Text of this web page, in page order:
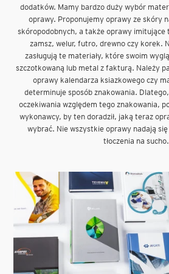
dodatków. Mamy bardzo duży wybór
oprawy. Proponujemy oprawy ze skóry
skóropodobnych, a także oprawy imitujące
zamsz, welur, futro, drewno czy korek.
zasługują te materiały, które swoim
szczotkowaną lub metal z fakturą. Należy
oprawy kalendarza ksiazkowego czy
determinuje sposób znakowania.
oczekiwania względem tego znakowania,
wykonawcy, by ten doradził, jaką teraz
wybrać. Nie wszystkie oprawy nadają
tłoczenia na sucho.